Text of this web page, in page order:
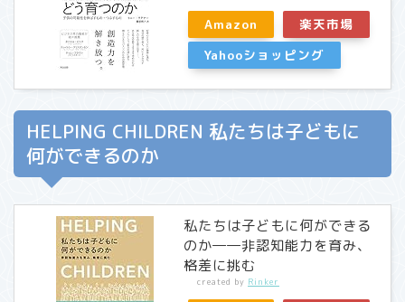
Amazon
楽天市場
Yahooショッピング
HELPING CHILDREN 私たちは子どもに
何ができるのか
私たちは子どもに何ができる
のか――非認知能力を育み、
格差に挑む
created by Rinker